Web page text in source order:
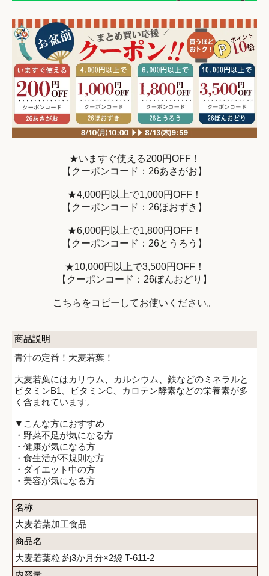
★いますぐ使える200円OFF！
【クーポンコード：26あさがお】
★4,000円以上で1,000円OFF！
【クーポンコード：26ほおずき】
★6,000円以上で1,800円OFF！
【クーポンコード：26とうろう】
★10,000円以上で3,500円OFF！
【クーポンコード：26ぼんおどり】
こちらをコピーしてお使いください。
商品説明
青汁の定番！大麦若葉！
大麦若葉にはカリウム、カルシウム、鉄などのミネラルと
ビタミンB1、ビタミンC、カロテン酵素などの栄養素が多
く含まれています。
▼こんな方におすすめ
・野菜不足が気になる方
・健康が気になる方
・食生活が不規則な方
・ダイエット中の方
・美容が気になる方
名称
大麦若葉加工食品
商品名
大麦若葉粒 約3か月分×2袋 T-611-2